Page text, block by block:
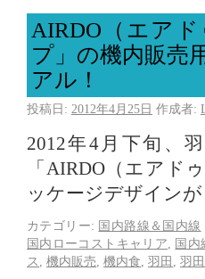
AIRDO（エア
プ」の機内販売
アル！
投稿日: 2012年4月25日 作成者:
2012年4月下旬、
「AIRDO（エアド
ッケージデザイン
カテゴリー: 国内路線＆国内線
国内ローコストキャリア
国内
ス
機内販売 機内食 羽田 羽